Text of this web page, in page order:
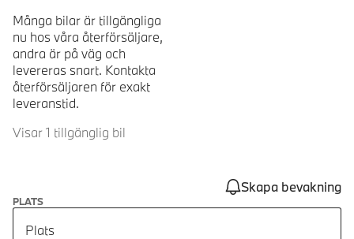
Många bilar är tillgängliga
nu hos våra återförsäljare,
andra är på väg och
levereras snart. Kontakta
återförsäljaren för exakt
leveranstid.
Visar 1 tillgänglig bil
Skapa bevakning
PLATS
Plats